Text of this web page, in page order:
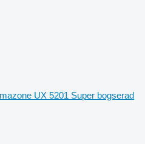
UX 5201 Super bogserad